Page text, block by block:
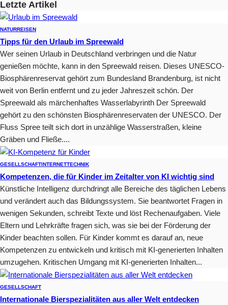
Letzte Artikel
NATURREISEN
Tipps für den Urlaub im Spreewald
Wer seinen Urlaub in Deutschland verbringen und die Natur
genießen möchte, kann in den Spreewald reisen. Dieses UNESCO-
Biosphärenreservat gehört zum Bundesland Brandenburg, ist nicht
weit von Berlin entfernt und zu jeder Jahreszeit schön. Der
Spreewald als märchenhaftes Wasserlabyrinth Der Spreewald
gehört zu den schönsten Biosphärenreservaten der UNESCO. Der
Fluss Spree teilt sich dort in unzählige Wasserstraßen, kleine
Gräben und Fließe....
GESELLSCHAFT INTERNETTECHNIK
Kompetenzen, die für Kinder im Zeitalter von KI wichtig sind
Künstliche Intelligenz durchdringt alle Bereiche des täglichen Lebens
und verändert auch das Bildungssystem. Sie beantwortet Fragen in
wenigen Sekunden, schreibt Texte und löst Rechenaufgaben. Viele
Eltern und Lehrkräfte fragen sich, was sie bei der Förderung der
Kinder beachten sollen. Für Kinder kommt es darauf an, neue
Kompetenzen zu entwickeln und kritisch mit KI-generierten Inhalten
umzugehen. Kritischen Umgang mit KI-generierten Inhalten...
GESELLSCHAFT
Internationale Bierspezialitäten aus aller Welt entdecken